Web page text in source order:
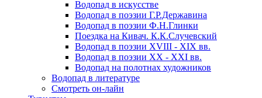
Водопад в искусстве
Водопад в поэзии Г.Р.Державина
Водопад в поэзии Ф.Н.Глинки
Поездка на Кивач. К.К.Случевский
Водопад в поэзии XVIII - XIX вв.
Водопад в поэзии XX - XXI вв.
Водопад на полотнах художников
Водопад в литературе
Смотреть он-лайн